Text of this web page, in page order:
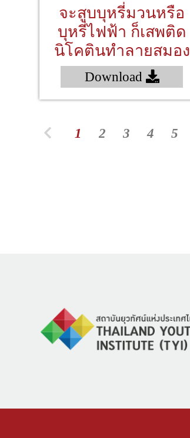
จะสูบบุหรี่มวนหรือ
บุหรี่ไฟฟ้า ก็เสพติด
นิโคตินทำลายสมอง
Download
1 2 3 4 5